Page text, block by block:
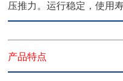
压推力。运行稳定，使用寿
产品特点